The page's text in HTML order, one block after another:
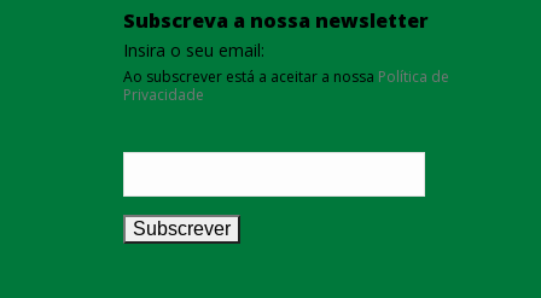
Subscreva a nossa newsletter
Insira o seu email:
Ao subscrever está a aceitar a nossa Política de
Privacidade